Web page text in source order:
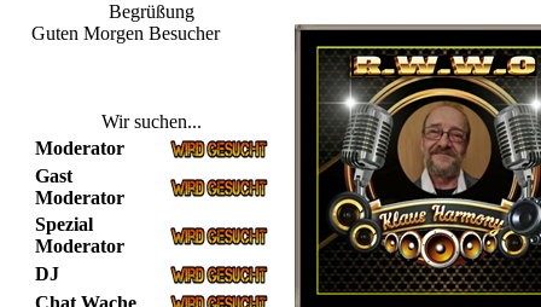
Begrüßung
Guten Morgen Besucher
Wir suchen...
Moderator
Gast
Moderator
Spezial
Moderator
DJ
Chat Wache